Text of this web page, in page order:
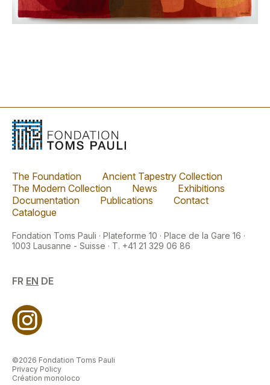
The Foundation
Ancient Tapestry Collection
The Modern Collection
News
Exhibitions
Documentation
Publications
Contact
Catalogue
Fondation Toms Pauli · Plateforme 10 · Place de la Gare 16 ·
1003 Lausanne - Suisse · T. +41 21 329 06 86
FR EN DE
©2026 Fondation Toms Pauli
Privacy Policy
Création monoloco